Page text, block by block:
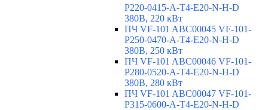
P220-0415-A-T4-E20-N-H-D
380В, 220 кВт
ПЧ VF-101 ABC00045 VF-101-
P250-0470-A-T4-E20-N-H-D
380В, 250 кВт
ПЧ VF-101 ABC00046 VF-101-
P280-0520-A-T4-E20-N-H-D
380В, 280 кВт
ПЧ VF-101 ABC00047 VF-101-
P315-0600-A-T4-E20-N-H-D